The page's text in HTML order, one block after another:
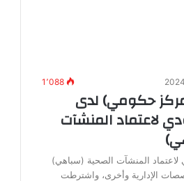
1٬088
حكومي) لدى
لاعتماد المنشآت
لاعتماد المنشآت الصحية (سباهي)
الإدارية وأخرى، واشترطت